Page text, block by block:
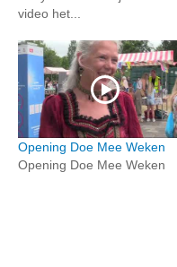
video het...
Opening Doe Mee Weken
Opening Doe Mee Weken